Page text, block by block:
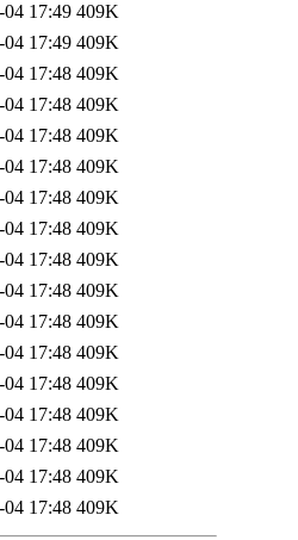
17:49 409K
17:49 409K
17:48 409K
17:48 409K
17:48 409K
17:48 409K
17:48 409K
17:48 409K
17:48 409K
17:48 409K
17:48 409K
17:48 409K
17:48 409K
17:48 409K
17:48 409K
17:48 409K
17:48 409K